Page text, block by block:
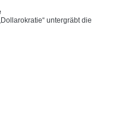
untergräbt die